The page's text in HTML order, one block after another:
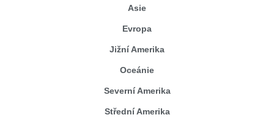
Asie
Evropa
Jižní Amerika
Oceánie
Severní Amerika
Střední Amerika